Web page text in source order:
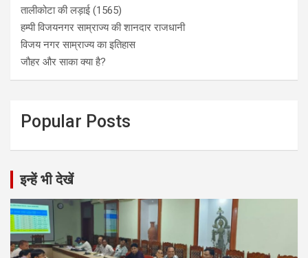
तालीकोटा की लड़ाई (1565)
हम्पी विजयनगर साम्राज्य की शानदार राजधानी
विजय नगर साम्राज्य का इतिहास
जौहर और साका क्या है?
Popular Posts
इन्हें भी देखें